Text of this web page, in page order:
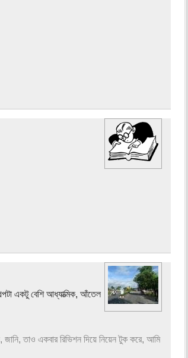
একটু বেশি আধ্যাত্মিক, আঁতেল
তাও একবার রিভিশন দিয়ে নিয়েন টুক করে, আমি